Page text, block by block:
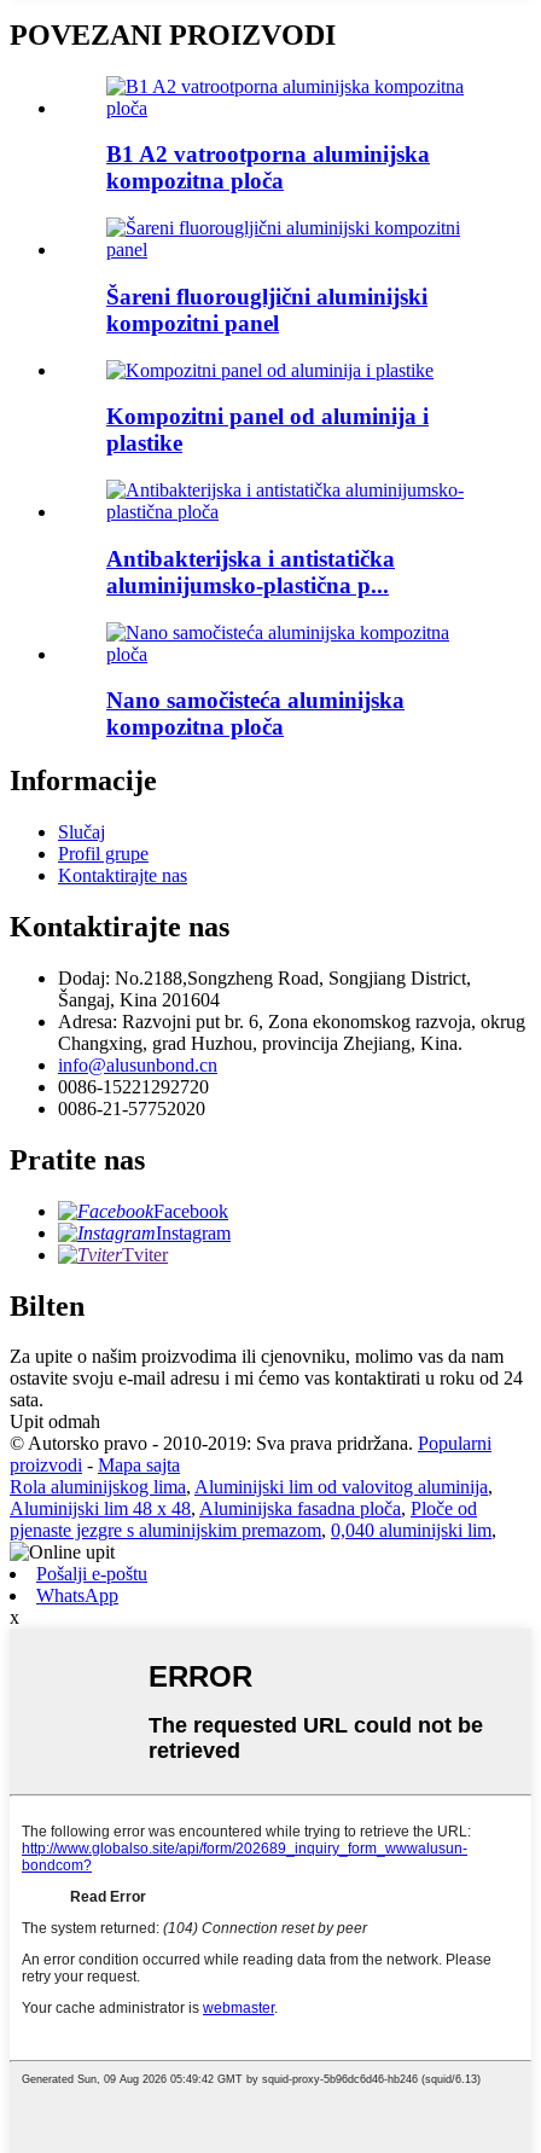
POVEZANI PROIZVODI
B1 A2 vatrootporna aluminijska
kompozitna ploča
Šareni fluorougljični aluminijski
kompozitni panel
Kompozitni panel od aluminija i
plastike
Antibakterijska i antistatička
aluminijumsko-plastična p...
Nano samočisteća aluminijska
kompozitna ploča
Informacije
Slučaj
Profil grupe
Kontaktirajte nas
Kontaktirajte nas
Dodaj: No.2188,Songzheng Road, Songjiang District,
Šangaj, Kina 201604
Adresa: Razvojni put br. 6, Zona ekonomskog razvoja, okrug
Changxing, grad Huzhou, provincija Zhejiang, Kina.
info@alusunbond.cn
0086-15221292720
0086-21-57752020
Pratite nas
Facebook
Instagram
Tviter
Bilten
Za upite o našim proizvodima ili cjenovniku, molimo vas da nam
ostavite svoju e-mail adresu i mi ćemo vas kontaktirati u roku od 24
sata.
Upit odmah
© Autorsko pravo - 2010-2019: Sva prava pridržana. Popularni
proizvodi - Mapa sajta
Rola aluminijskog lima, Aluminijski lim od valovitog aluminija,
Aluminijski lim 48 x 48, Aluminijska fasadna ploča, Ploče od
pjenaste jezgre s aluminijskim premazom, 0,040 aluminijski lim,
Pošalji e-poštu
WhatsApp
x